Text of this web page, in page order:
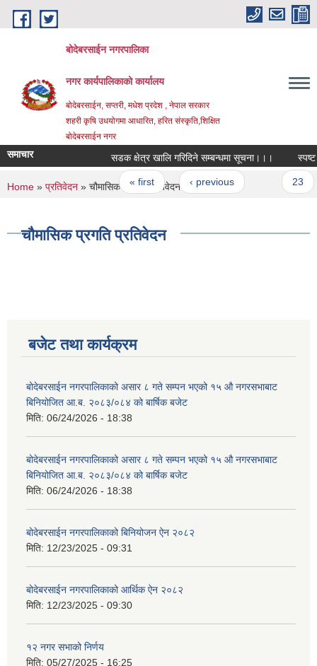
Skip to main content
बोदेबरसाईन नगरपालिका
नगर कार्यपालिकाको कार्यालय
बोदेबरसाईन, सप्तरी, मधेश प्रदेश , नेपाल सरकार
शहरी कृषि उधयोगमा आधारित, हरित संस्कृति,शिक्षित
बोदेबरसाईन नगर
समाचार सडक क्षेत्र खालि गरिदिने सम्बन्धमा सूचना।।। स्पष्ट
Pages
« first ‹ previous 23
You are here
Home » प्रतिवेदन » चौमासिक प्रगति प्रतिवेदन
चौमासिक प्रगति प्रतिवेदन
बजेट तथा कार्यक्रम
बोदेबरसाईन नगरपालिकाको असार ८ गते सम्पन भएको १५ ‍‍‍औ नगरसभाबाट
बिनियोजित आ.ब. २०८३/०८४ को बार्षिक बजेट
मिति: 06/24/2026 - 18:38
बोदेबरसाईन नगरपालिकाको असार ८ गते सम्पन भएको १५ ‍‍‍औ नगरसभाबाट
बिनियोजित आ.ब. २०८३/०८४ को बार्षिक बजेट
मिति: 06/24/2026 - 18:38
बोदेबरसाईन नगरपालिकाको बिनियोजन ऐन २०८२
मिति: 12/23/2025 - 09:31
बोदेबरसाईन नगरपालिकाको आर्थिक ऐन २०८२
मिति: 12/23/2025 - 09:30
१२ नगर सभाको निर्णय
मिति: 05/27/2025 - 16:25